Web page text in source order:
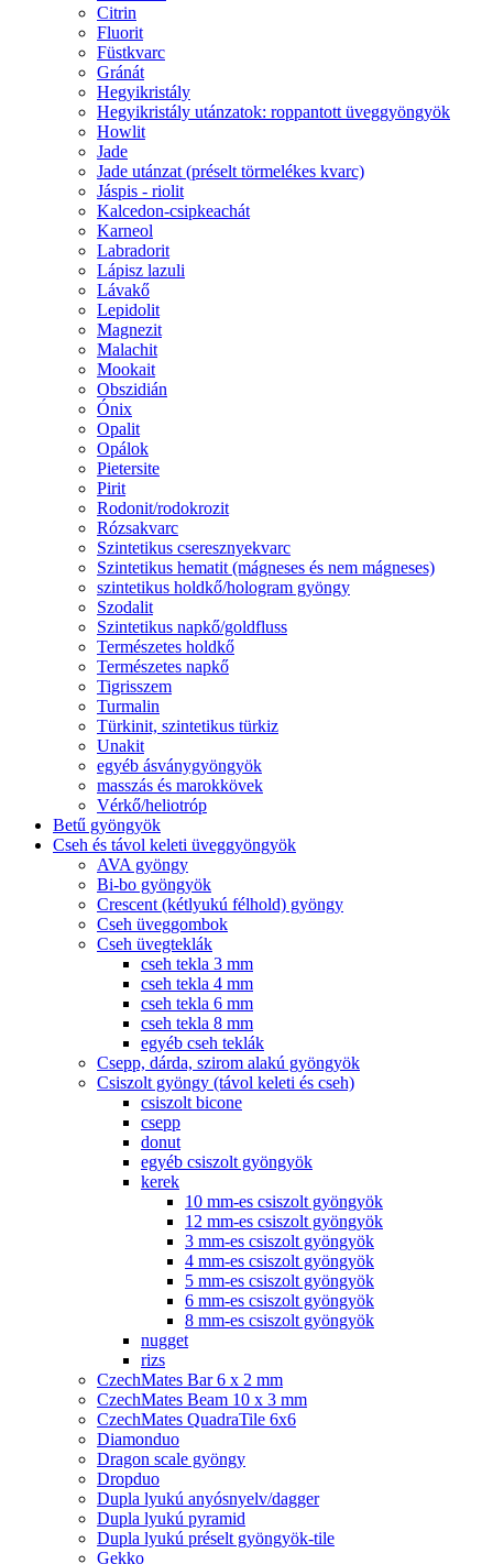
Citrin
Fluorit
Füstkvarc
Gránát
Hegyikristály
Hegyikristály utánzatok: roppantott üveggyöngyök
Howlit
Jade
Jade utánzat (préselt törmelékes kvarc)
Jáspis - riolit
Kalcedon-csipkeachát
Karneol
Labradorit
Lápisz lazuli
Lávakő
Lepidolit
Magnezit
Malachit
Mookait
Obszidián
Ónix
Opalit
Opálok
Pietersite
Pirit
Rodonit/rodokrozit
Rózsakvarc
Szintetikus cseresznyekvarc
Szintetikus hematit (mágneses és nem mágneses)
szintetikus holdkő/hologram gyöngy
Szodalit
Szintetikus napkő/goldfluss
Természetes holdkő
Természetes napkő
Tigrisszem
Turmalin
Türkinit, szintetikus türkiz
Unakit
egyéb ásványgyöngyök
masszás és marokkövek
Vérkő/heliotróp
Betű gyöngyök
Cseh és távol keleti üveggyöngyök
AVA gyöngy
Bi-bo gyöngyök
Crescent (kétlyukú félhold) gyöngy
Cseh üveggombok
Cseh üvegteklák
cseh tekla 3 mm
cseh tekla 4 mm
cseh tekla 6 mm
cseh tekla 8 mm
egyéb cseh teklák
Csepp, dárda, szirom alakú gyöngyök
Csiszolt gyöngy (távol keleti és cseh)
csiszolt bicone
csepp
donut
egyéb csiszolt gyöngyök
kerek
10 mm-es csiszolt gyöngyök
12 mm-es csiszolt gyöngyök
3 mm-es csiszolt gyöngyök
4 mm-es csiszolt gyöngyök
5 mm-es csiszolt gyöngyök
6 mm-es csiszolt gyöngyök
8 mm-es csiszolt gyöngyök
nugget
rizs
CzechMates Bar 6 x 2 mm
CzechMates Beam 10 x 3 mm
CzechMates QuadraTile 6x6
Diamonduo
Dragon scale gyöngy
Dropduo
Dupla lyukú anyósnyelv/dagger
Dupla lyukú pyramid
Dupla lyukú préselt gyöngyök-tile
Gekko